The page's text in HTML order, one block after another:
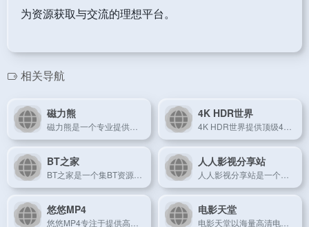
为资源获取与交流的理想平台。
相关导航
磁力熊 4K HDR世界
BT之家 人人影视分享站
悠悠MP4 电影天堂